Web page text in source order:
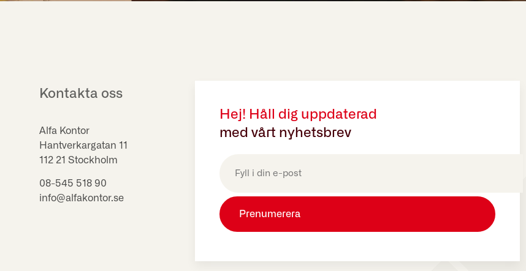
Kontakta oss
Alfa Kontor
Hantverkargatan 11
112 21 Stockholm
08-545 518 90
info@alfakontor.se
Hej! Håll dig uppdaterad
med vårt nyhetsbrev
post
(Obligatoriskt)